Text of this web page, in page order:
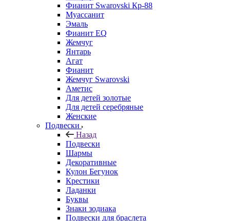
Фианит Swarovski Кр-88
Муассанит
Эмаль
Фианит EQ
Жемчуг
Янтарь
Агат
Фианит
Жемчуг Swarovski
Аметис
Для детей золотые
Для детей серебряные
Женские
Подвески
Назад
Подвески
Шармы
Декоративные
Кулон Бегунок
Крестики
Ладанки
Буквы
Знаки зодиака
Подвески для браслета